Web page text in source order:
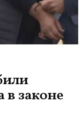
в законе